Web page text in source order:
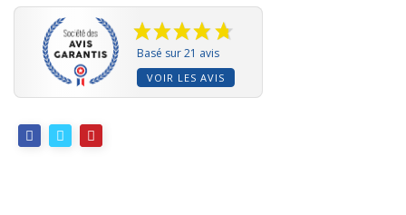
Basé sur 21 avis
VOIR LES AVIS